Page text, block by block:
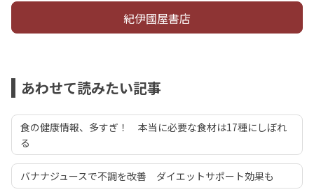
紀伊國屋書店
あわせて読みたい記事
食の健康情報、多すぎ！ 本当に必要な食材は17種にしぼれ
る
バナナジュースで不調を改善 ダイエットサポート効果も